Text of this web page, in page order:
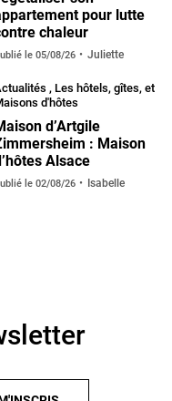
pour lutte
chaleur
le 05/08/26 Juliette
, Les hôtels, gîtes, et
d'hôtes
d’Artgile
: Maison
Alsace
le 02/08/26 Isabelle